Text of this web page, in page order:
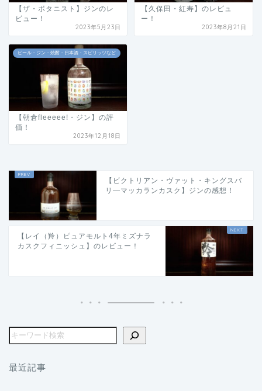
【ザ・ボタニスト】ジンのレ
ビュー！
2023年5月23日
【久保田・紅寿】のレビュ
ー！
2023年8月21日
ビール・ジン・焼酎・日本酒・スピリッツなど
【朝倉fleeeee!・ジン】の評
価！
2023年12月18日
【ビクトリアン・ヴァット・キングスバ
リ―マッカランカスク】ジンの感想！
【レイ（羚）ピュアモルト4年ミズナラ
カスクフィニッシュ】のレビュー！
最近記事